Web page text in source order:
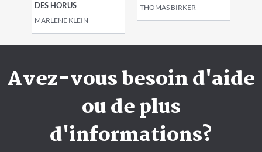
DES HORUS
MARLENE KLEIN
THOMAS BIRKER
Avez-vous besoin d'aide
ou de plus
d'informations?